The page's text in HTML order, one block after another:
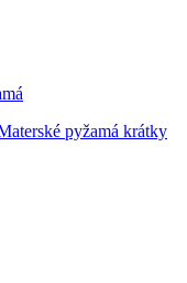
pyžamá krátky